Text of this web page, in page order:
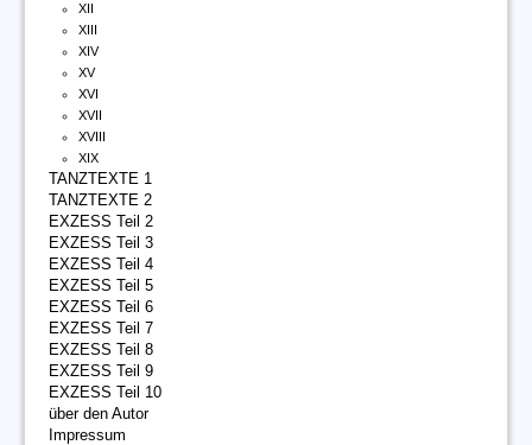
XII
XIII
XIV
XV
XVI
XVII
XVIII
XIX
TANZTEXTE 1
TANZTEXTE 2
EXZESS Teil 2
EXZESS Teil 3
EXZESS Teil 4
EXZESS Teil 5
EXZESS Teil 6
EXZESS Teil 7
EXZESS Teil 8
EXZESS Teil 9
EXZESS Teil 10
über den Autor
Impressum